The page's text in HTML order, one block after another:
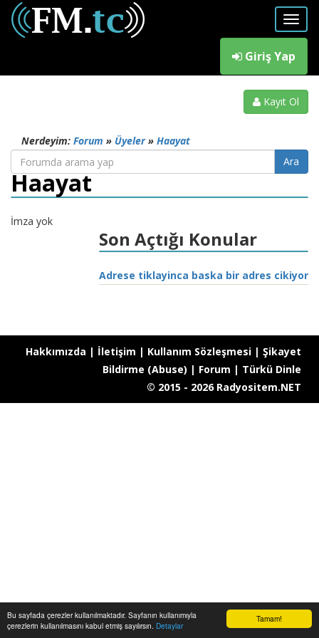
Tamam!
Bu sayfada çerezler kullanılmaktadır. Sayfanın kullanımıyla
çerezlerin kullanılmasını kabul etmiş sayılırsın. Detaylar
Giriş Yap
Kayıt Ol
Nerdeyim: Forum » Üyeler» Haayat
Haayat
İmza yok
Son Açtığı Konular
Adrese tiklayinca baska bir adres cikiyor
Hakkımızda | İletişim | Kullanım Sözleşmesi | Şikayet
Bildirme (Abuse) | Forum | Türkü Dinle
© 2015 - 2026 Radyositem.NET